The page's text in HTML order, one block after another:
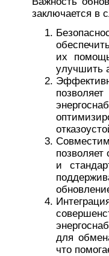
заключается в
их
улучшить
и
для
что